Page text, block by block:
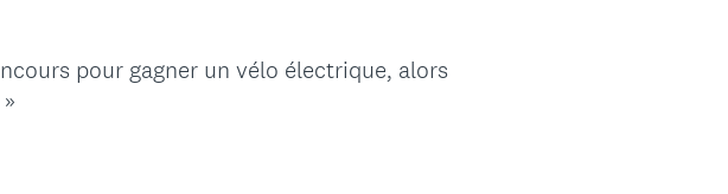
pour gagner un vélo électrique, alors